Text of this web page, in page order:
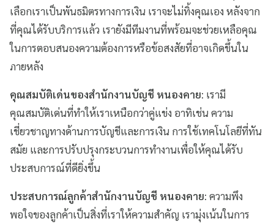
เลือกเราเป็นพันธมิตรทางการเงิน เราจะไม่ทิ้งคุณเอง หลังจาก
ที่คุณได้รับบริการแล้ว เรายังมีทีมงานที่พร้อมจะช่วยเหลือคุณ
ในการตอบสนองความต้องการหรือข้อสงสัยที่อาจเกิดขึ้นใน
ภายหลัง
คุณสมบัติเด่นของสำนักงานบัญชี หนองคาย: เรามี
คุณสมบัติเด่นที่ทำให้เราเหนือกว่าคู่แข่ง อาทิเช่น ความ
เชี่ยวชาญทางด้านการบัญชีและการเงิน การใช้เทคโนโลยีที่ทัน
สมัย และการปรับปรุงกระบวนการทำงานเพื่อให้คุณได้รับ
ประสบการณ์ที่ดียิ่งขึ้น
ประสบการณ์ลูกค้าสำนักงานบัญชี หนองคาย: ความพึง
พอใจของลูกค้าเป็นสิ่งที่เราให้ความสำคัญ เรามุ่งเน้นในการ